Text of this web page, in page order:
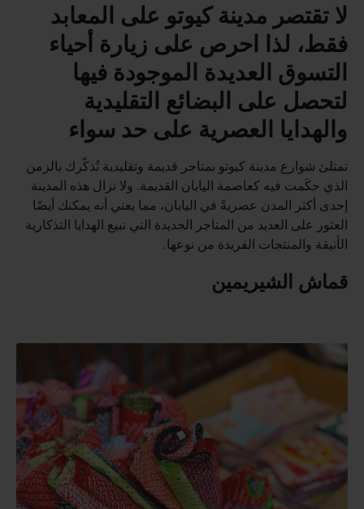
لا تقتصر مدينة كيوتو على المعابد
فقط، لذا احرص على زيارة أحياء
التسوق العديدة الموجودة فيها
لتحصل على البضائع التقليدية
والهدايا العصرية على حد سواء
تمتلئ شوارع مدينة كيوتو بمتاجر قديمة وتقليدية تُذكّرك بالزمن
الذي حكَمت فيه كعاصمة اليابان القديمة. ولا تزال هذه المدينة
إحدى أكثر المدن عصريةً في اليابان، مما يعني أنه يمكنك أيضًا
العثور على العديد من المتاجر الجديدة التي تبيع الهدايا التذكارية
الأنيقة والمنتجات الفريدة من نوعها.
قماش الشيريمين